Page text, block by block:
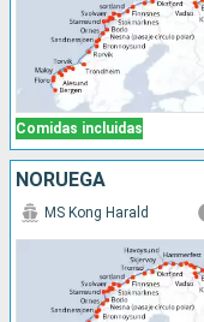
Comidas incluidas
NORUEGA
MS Kong Harald